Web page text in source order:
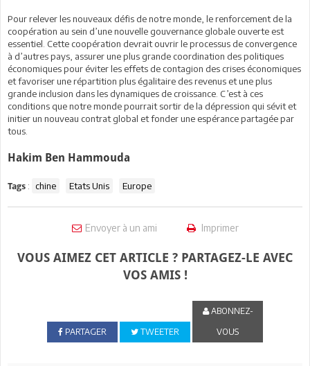
Pour relever les nouveaux défis de notre monde, le renforcement de la
coopération au sein d’une nouvelle gouvernance globale ouverte est
essentiel. Cette coopération devrait ouvrir le processus de convergence
à d’autres pays, assurer une plus grande coordination des politiques
économiques pour éviter les effets de contagion des crises économiques
et favoriser une répartition plus égalitaire des revenus et une plus
grande inclusion dans les dynamiques de croissance. C’est à ces
conditions que notre monde pourrait sortir de la dépression qui sévit et
initier un nouveau contrat global et fonder une espérance partagée par
tous.
Hakim Ben Hammouda
Tags : chine Etats Unis Europe
Envoyer à un ami Imprimer
VOUS AIMEZ CET ARTICLE ? PARTAGEZ-LE AVEC
VOS AMIS !
PARTAGER TWEETER
ABONNEZ-
VOUS